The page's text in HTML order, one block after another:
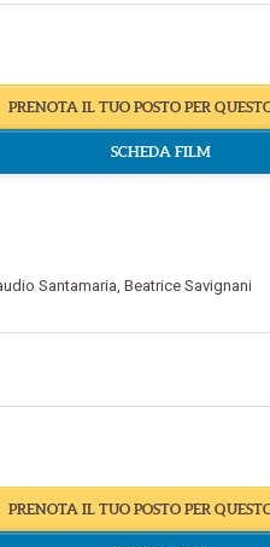
Santamaria, Beatrice Savignani
PRENOTA IL TUO POSTO PER
SCHEDA FILM
PRENOTA IL TUO POSTO PER